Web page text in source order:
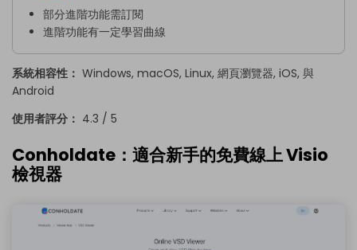
部分進階功能需訂閱
進階功能有一定學習曲線
系統相容性： Windows, macOS, Linux, 網頁瀏覽器, iOS, 與
Android
使用者評分： 4.3 / 5
Conholdate：適合新手的免費線上 Visio
檢視器